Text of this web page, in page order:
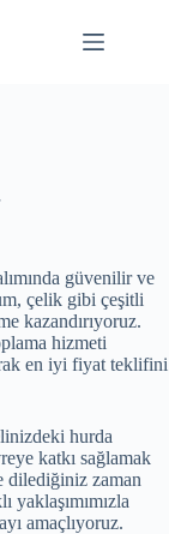
güvenilir ve
çelik gibi çeşitli
kazandırıyoruz.
hizmeti
en iyi fiyat teklifini
hurda
katkı sağlamak
dilediğiniz zaman
amaçlıyoruz.